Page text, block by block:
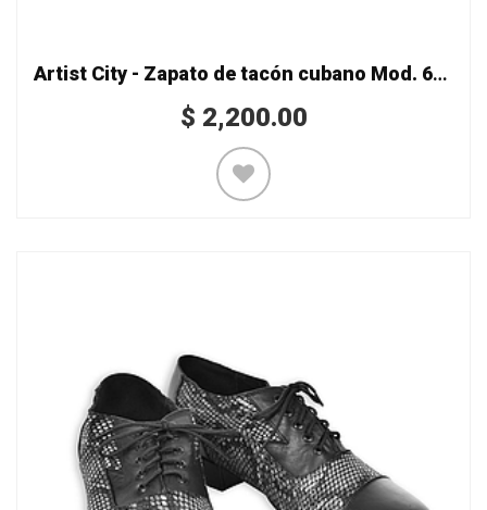
Artist City - Zapato de tacón cubano Mod. 6522
$ 2,200.00